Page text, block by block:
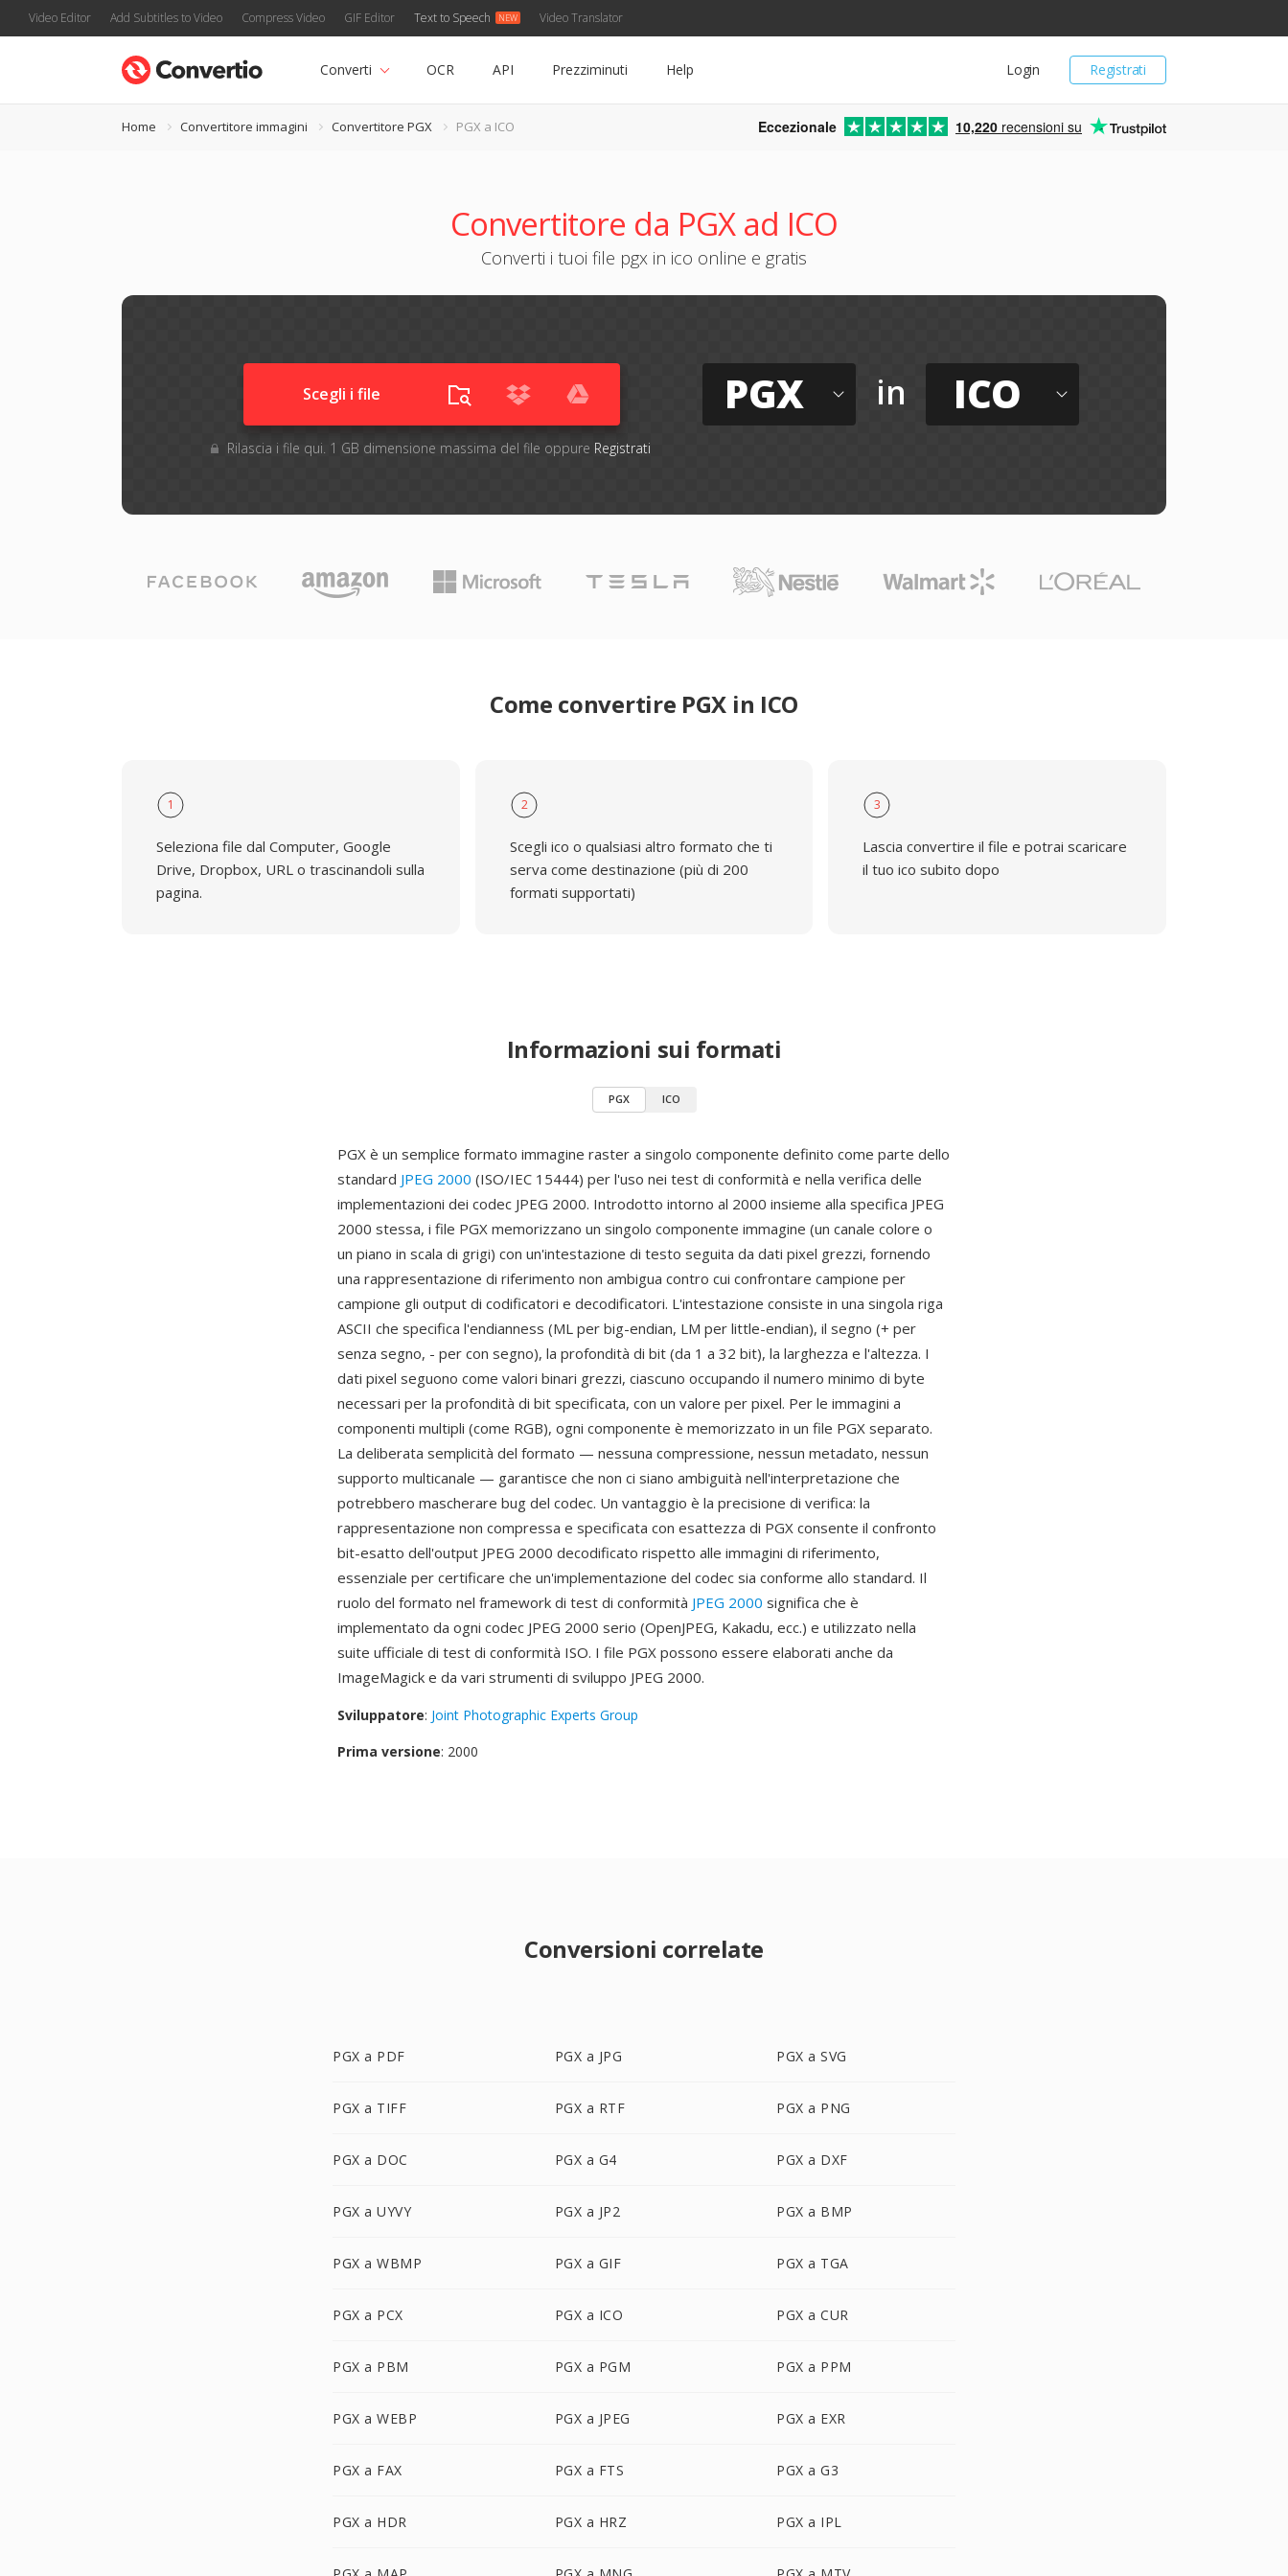
Video Editor Add Subtitles to Video Compress Video GIF Editor Text to Speech Video Translator
Registrati
Login
Converti OCR API Prezziminuti Help
Home Convertitore immagini Convertitore PGX PGX a ICO Eccezionale 10,220 recensioni su
Convertitore da PGX ad ICO
Converti i tuoi file pgx in ico online e gratis
Scegli i file
Rilascia i file qui. 1 GB dimensione massima del file oppure Registrati
PGX in ICO
Come convertire PGX in ICO
1
Seleziona file dal Computer, Google
Drive, Dropbox, URL o trascinandoli sulla
pagina.
2
Scegli ico o qualsiasi altro formato che ti
serva come destinazione (più di 200
formati supportati)
3
Lascia convertire il file e potrai scaricare
il tuo ico subito dopo
Informazioni sui formati
PGX ICO
PGX è un semplice formato immagine raster a singolo componente definito come parte dello
standard JPEG 2000 (ISO/IEC 15444) per l'uso nei test di conformità e nella verifica delle
implementazioni dei codec JPEG 2000. Introdotto intorno al 2000 insieme alla specifica JPEG
2000 stessa, i file PGX memorizzano un singolo componente immagine (un canale colore o
un piano in scala di grigi) con un'intestazione di testo seguita da dati pixel grezzi, fornendo
una rappresentazione di riferimento non ambigua contro cui confrontare campione per
campione gli output di codificatori e decodificatori. L'intestazione consiste in una singola riga
ASCII che specifica l'endianness (ML per big-endian, LM per little-endian), il segno (+ per
senza segno, - per con segno), la profondità di bit (da 1 a 32 bit), la larghezza e l'altezza. I
dati pixel seguono come valori binari grezzi, ciascuno occupando il numero minimo di byte
necessari per la profondità di bit specificata, con un valore per pixel. Per le immagini a
componenti multipli (come RGB), ogni componente è memorizzato in un file PGX separato.
La deliberata semplicità del formato — nessuna compressione, nessun metadato, nessun
supporto multicanale — garantisce che non ci siano ambiguità nell'interpretazione che
potrebbero mascherare bug del codec. Un vantaggio è la precisione di verifica: la
rappresentazione non compressa e specificata con esattezza di PGX consente il confronto
bit-esatto dell'output JPEG 2000 decodificato rispetto alle immagini di riferimento,
essenziale per certificare che un'implementazione del codec sia conforme allo standard. Il
ruolo del formato nel framework di test di conformità JPEG 2000 significa che è
implementato da ogni codec JPEG 2000 serio (OpenJPEG, Kakadu, ecc.) e utilizzato nella
suite ufficiale di test di conformità ISO. I file PGX possono essere elaborati anche da
ImageMagick e da vari strumenti di sviluppo JPEG 2000.
Sviluppatore: Joint Photographic Experts Group
Prima versione: 2000
Conversioni correlate
PGX a PDF PGX a JPG PGX a SVG
PGX a TIFF PGX a RTF PGX a PNG
PGX a DOC PGX a G4 PGX a DXF
PGX a UYVY PGX a JP2 PGX a BMP
PGX a WBMP PGX a GIF PGX a TGA
PGX a PCX PGX a ICO PGX a CUR
PGX a PBM PGX a PGM PGX a PPM
PGX a WEBP PGX a JPEG PGX a EXR
PGX a FAX PGX a FTS PGX a G3
PGX a HDR PGX a HRZ PGX a IPL